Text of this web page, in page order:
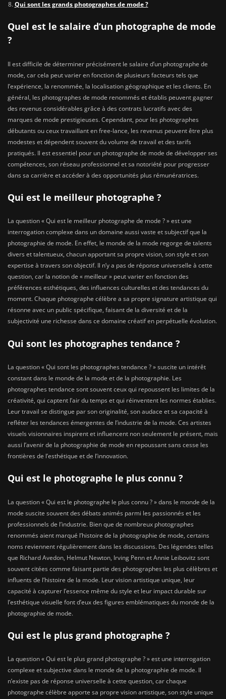
Qui sont les grands photographes de mode ?
Quel est le salaire d’un photographe de mode
?
Il est difficile de déterminer précisément le salaire d’un photographe de
mode, car cela peut varier en fonction de plusieurs facteurs tels que
l’expérience, la renommée, la localisation géographique et les clients. En
général, les photographes de mode renommés et établis peuvent gagner
des revenus considérables grâce à des contrats lucratifs avec des
marques de mode prestigieuses. Cependant, pour les photographes
débutants ou ceux travaillant en free-lance, les revenus peuvent être plus
modestes et dépendent souvent du volume de travail et des tarifs
pratiqués. Il est essentiel pour un photographe de mode de développer ses
compétences, son réseau professionnel et sa notoriété pour progresser
dans sa carrière et accéder à des opportunités plus rémunératrices.
Qui est le meilleur photographe ?
La question « Qui est le meilleur photographe de mode ? » est une
interrogation complexe dans un domaine aussi vaste et subjectif que la
photographie de mode. En effet, le monde de la mode regorge de talents
divers et talentueux, chacun apportant sa propre vision, son style et son
expertise à travers son objectif. Il n’y a pas de réponse universelle à cette
question, car la notion de « meilleur » peut varier en fonction des
préférences esthétiques, des influences culturelles et des tendances du
moment. Chaque photographe célèbre a sa propre signature artistique qui
résonne avec un public spécifique, faisant de la diversité et de la
subjectivité une richesse dans ce domaine créatif en perpétuelle évolution.
Qui sont les photographes tendance ?
La question « Qui sont les photographes tendance ? » suscite un intérêt
constant dans le monde de la mode et de la photographie. Les
photographes tendance sont souvent ceux qui repoussent les limites de la
créativité, qui captent l’air du temps et qui réinventent les normes établies.
Leur travail se distingue par son originalité, son audace et sa capacité à
refléter les tendances émergentes de l’industrie de la mode. Ces artistes
visuels visionnaires inspirent et influencent non seulement le présent, mais
aussi l’avenir de la photographie de mode en repoussant sans cesse les
frontières de l’esthétique et de l’innovation.
Qui est le photographe le plus connu ?
La question « Qui est le photographe le plus connu ? » dans le monde de la
mode suscite souvent des débats animés parmi les passionnés et les
professionnels de l’industrie. Bien que de nombreux photographes
renommés aient marqué l’histoire de la photographie de mode, certains
noms reviennent régulièrement dans les discussions. Des légendes telles
que Richard Avedon, Helmut Newton, Irving Penn et Annie Leibovitz sont
souvent citées comme faisant partie des photographes les plus célèbres et
influents de l’histoire de la mode. Leur vision artistique unique, leur
capacité à capturer l’essence même du style et leur impact durable sur
l’esthétique visuelle font d’eux des figures emblématiques du monde de la
photographie de mode.
Qui est le plus grand photographe ?
La question « Qui est le plus grand photographe ? » est une interrogation
complexe et subjective dans le monde de la photographie de mode. Il
n’existe pas de réponse universelle à cette question, car chaque
photographe célèbre apporte sa propre vision artistique, son style unique